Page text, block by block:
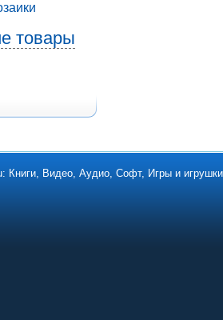
товары
Книги, Видео, Аудио, Софт, Игры и